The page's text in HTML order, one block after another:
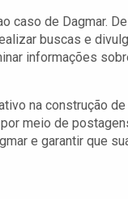
caso de Dagmar.
buscas e
informações
na construção
meio de
e garantir que